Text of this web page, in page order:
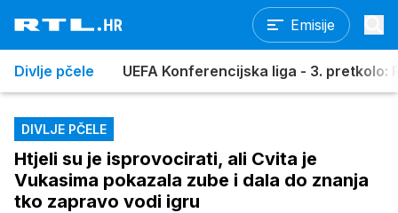
Emisije
Divlje pčele UEFA Konferencijska liga - 3. pretkolo:
DIVLJE PČELE
Htjeli su je isprovocirati, ali Cvita je
Vukasima pokazala zube i dala do znanja
tko zapravo vodi igru